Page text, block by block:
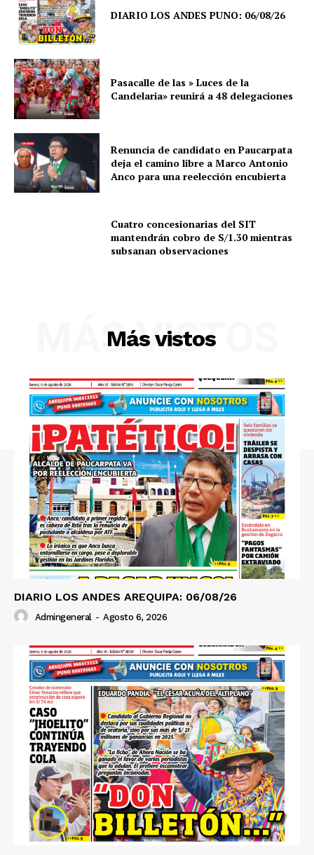
SUSCRIBETE
Prensa
DIARIO LOS ANDES PUNO: 06/08/26
Pasacalle de las » Luces de la
Candelaria» reunirá a 48 delegaciones
Renuncia de candidato en Paucarpata
deja el camino libre a Marco Antonio
Anco para una reelección encubierta
Cuatro concesionarias del SIT
mantendrán cobro de S/1.30 mientras
subsanan observaciones
Más vistos
MÁS VISTOS
DIARIO LOS ANDES AREQUIPA: 06/08/26
Admingeneral - Agosto 6, 2026